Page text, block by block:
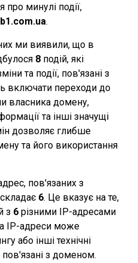
минулі події,
.
ми виявили, що в
8 подій, які
та події, пов'язані з
включати переходи до
власника домену,
та інші значущі
дозволяє глибше
та його використання
пов'язаних з
6. Це вказує на те,
з 6 різними IP-адресами
IP-адреси може
або інші технічні
пов'язані з доменом.